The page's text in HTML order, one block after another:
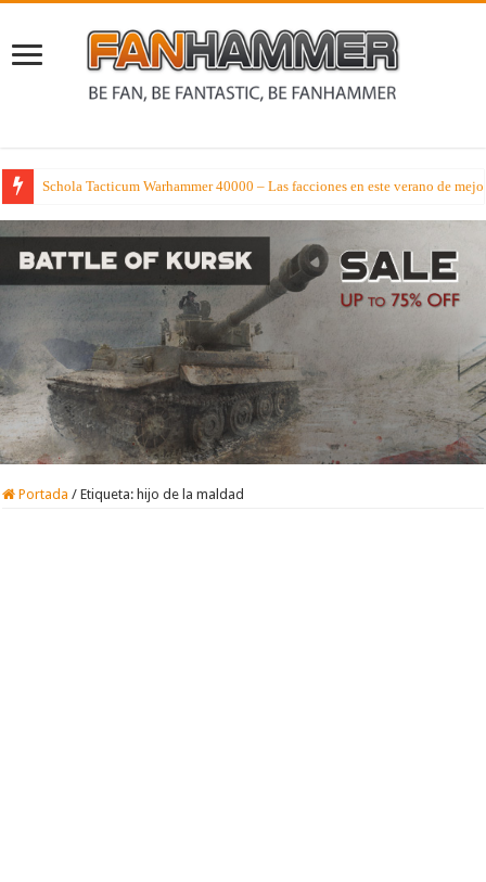
Schola Tacticum Warhammer 40000 – Las facciones en este verano de
Portada / Etiqueta: hijo de la maldad